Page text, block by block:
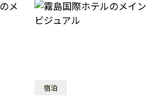
宿泊